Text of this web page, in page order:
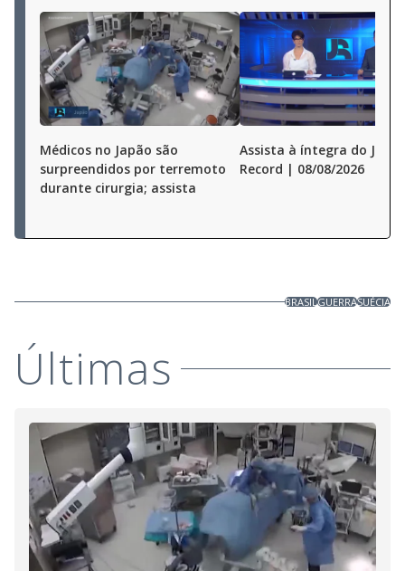
Médicos no Japão são
surpreendidos por terremoto
durante cirurgia; assista
Assista à íntegra do
Record | 08/08/2026
BRASILGUERRASUÉCIA
Últimas